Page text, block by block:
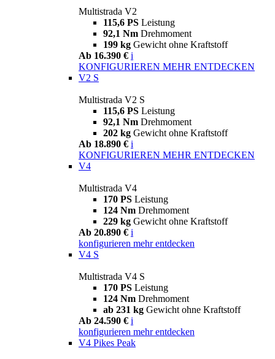
Multistrada V2
115,6 PS Leistung
92,1 Nm Drehmoment
199 kg Gewicht ohne Kraftstoff
Ab 16.390 € i
KONFIGURIEREN MEHR ENTDECKEN
V2 S
Multistrada V2 S
115,6 PS Leistung
92,1 Nm Drehmoment
202 kg Gewicht ohne Kraftstoff
Ab 18.890 € i
KONFIGURIEREN MEHR ENTDECKEN
V4
Multistrada V4
170 PS Leistung
124 Nm Drehmoment
229 kg Gewicht ohne Kraftstoff
Ab 20.890 € i
konfigurieren mehr entdecken
V4 S
Multistrada V4 S
170 PS Leistung
124 Nm Drehmoment
ab 231 kg Gewicht ohne Kraftstoff
Ab 24.590 € i
konfigurieren mehr entdecken
V4 Pikes Peak